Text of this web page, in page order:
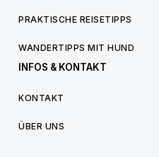
PRAKTISCHE REISETIPPS
WANDERTIPPS MIT HUND
INFOS & KONTAKT
KONTAKT
ÜBER UNS